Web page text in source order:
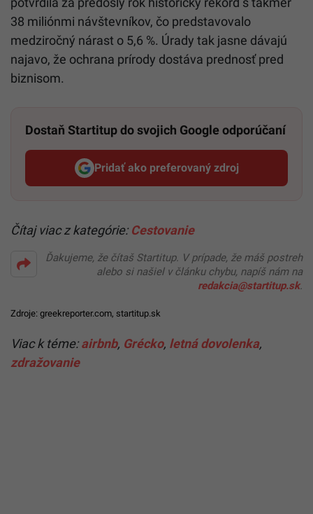
38 miliónmi návštevníkov, čo predstavovalo
medziročný nárast o 5,6 %. Úrady tak jasne dávajú
najavo, že ochrana prírody dostáva prednosť pred
biznisom.
Dostaň Startitup do svojich Google odporúčaní
Pridať ako preferovaný zdroj
Startitup, odkaz sa otvorí v
Čítaj viac z kategórie: Cestovanie
Ďakujeme, že čítaš Startitup. V prípade, že máš postreh
alebo si našiel v článku chybu, napíš nám na
redakcia@startitup.sk.
Zdroje: greekreporter.com, startitup.sk
Viac k téme:airbnb, Grécko, letná dovolenka,
zdražovanie